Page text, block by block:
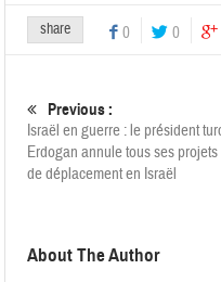
share 0 0
Previous :
Israël en guerre : le président
Erdogan annule tous ses projets
de déplacement en Israël
About The Author